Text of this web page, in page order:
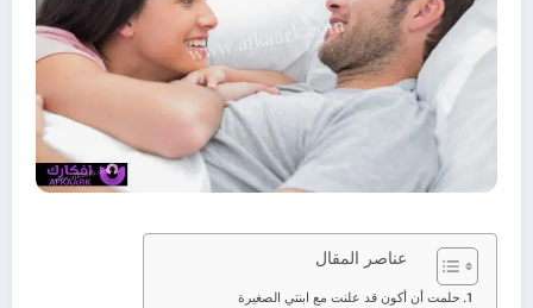
عناصر المقال
حلمت أن أكون قد علنت مع ابنتي الصغيرة